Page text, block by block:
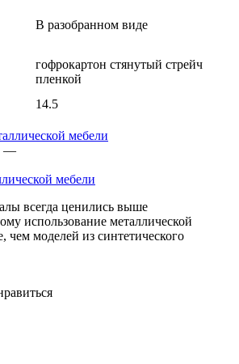
В разобранном виде
гофрокартон стянутый стрейч
пленкой
14.5
—
мебели
всегда ценились выше
использование металлической
чем моделей из синтетического